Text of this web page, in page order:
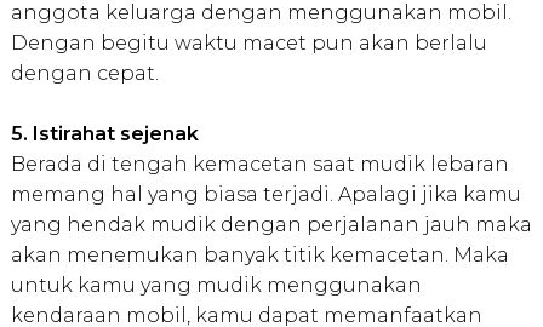
anggota keluarga dengan menggunakan mobil.
Dengan begitu waktu macet pun akan berlalu
dengan cepat.
5. Istirahat sejenak
Berada di tengah kemacetan saat mudik lebaran
memang hal yang biasa terjadi. Apalagi jika kamu
yang hendak mudik dengan perjalanan jauh maka
akan menemukan banyak titik kemacetan. Maka
untuk kamu yang mudik menggunakan
kendaraan mobil, kamu dapat memanfaatkan